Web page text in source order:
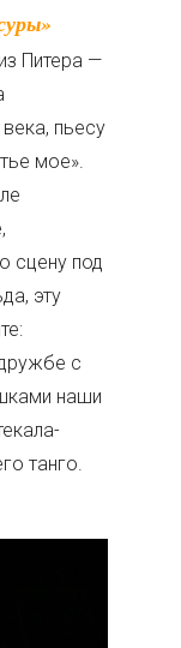
Питера —
пьесу
мое».
сцену под
эту
с
наши
танго.